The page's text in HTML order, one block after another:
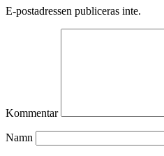
E-postadressen publiceras inte.
Kommentar
Namn